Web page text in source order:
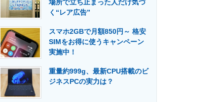
メディア 建設×テクノロジーの最前線
場所で立ち止まった人だけ気づ
く“レア広告”
スマホ2GBで月額850円～ 格安
SIMをお得に使うキャンペーン
実施中！
重量約999g、最新CPU搭載のビ
ジネスPCの実力は？